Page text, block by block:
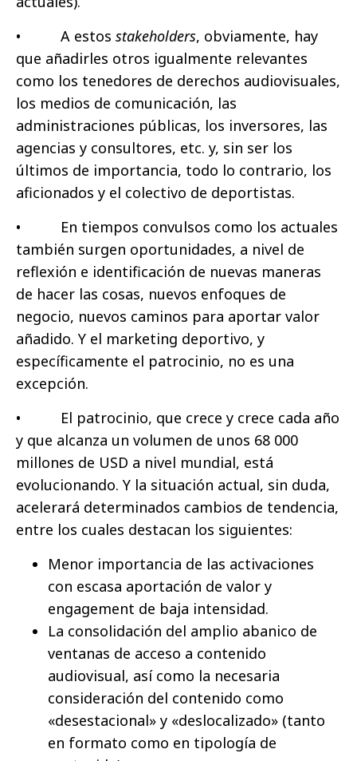
• A estos stakeholders, obviamente, hay
que añadirles otros igualmente relevantes
como los tenedores de derechos audiovisuales,
los medios de comunicación, las
administraciones públicas, los inversores, las
agencias y consultores, etc. y, sin ser los
últimos de importancia, todo lo contrario, los
aficionados y el colectivo de deportistas.
• En tiempos convulsos como los actuales
también surgen oportunidades, a nivel de
reflexión e identificación de nuevas maneras
de hacer las cosas, nuevos enfoques de
negocio, nuevos caminos para aportar valor
añadido. Y el marketing deportivo, y
específicamente el patrocinio, no es una
excepción.
• El patrocinio, que crece y crece cada año
y que alcanza un volumen de unos 68 000
millones de USD a nivel mundial, está
evolucionando. Y la situación actual, sin duda,
acelerará determinados cambios de tendencia,
entre los cuales destacan los siguientes:
Menor importancia de las activaciones
con escasa aportación de valor y
engagement de baja intensidad.
La consolidación del amplio abanico de
ventanas de acceso a contenido
audiovisual, así como la necesaria
consideración del contenido como
«desestacional» y «deslocalizado» (tanto
en formato como en tipología de